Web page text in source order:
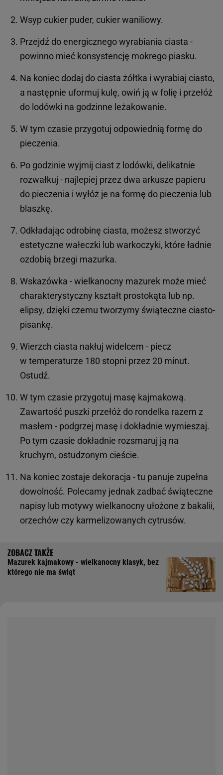
Wsyp cukier puder, cukier waniliowy.
Przejdź do energicznego wyrabiania ciasta -
powinno mieć konsystencję mokrego piasku.
Na koniec dodaj do ciasta żółtka i wyrabiaj ciasto,
a następnie uformuj kulę, owiń ją w folię i przełóż
do lodówki na godzinne leżakowanie.
W tym czasie przygotuj odpowiednią formę do
pieczenia.
Po godzinie wyjmij ciast z lodówki, delikatnie
rozwałkuj - najlepiej przez dwa arkusze papieru
do pieczenia i wyłóż je na formę do pieczenia lub
blaszkę.
Odkładając odrobinę ciasta, możesz stworzyć
estetyczne wałeczki lub warkoczyki, które ładnie
ozdobią brzegi mazurka.
Wskazówka - wielkanocny mazurek może mieć
charakterystyczny kształt prostokąta lub np.
elipsy, dzięki czemu tworzymy świąteczne ciasto-
pisankę.
Wierzch ciasta nakłuj widelcem - piecz
w temperaturze 180 stopni przez 20 minut.
Ostudź.
W tym czasie przygotuj masę kajmakową.
Zawartość puszki przełóż do rondelka razem z
masłem - podgrzej masę i dokładnie wymieszaj.
Po tym czasie dokładnie rozsmaruj ją na
kruchym, ostudzonym cieście.
Na koniec zostaje dekoracja - tu panuje zupełna
dowolność. Polecamy jednak zadbać świąteczne
napisy lub motywy wielkanocny ułożone z bakalii,
orzechów czy karmelizowanych cytrusów.
Mazurek kajmakowy - wielkanocny klasyk, bez
którego nie ma świąt